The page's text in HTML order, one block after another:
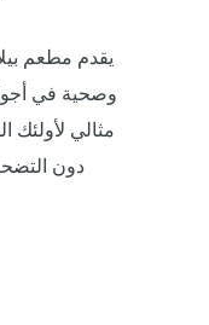
يقدم مطعم
وصحية في
مثالي لأولئك
دون